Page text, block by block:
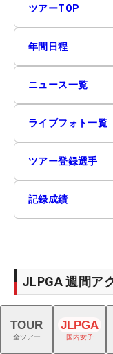
ツアーTOP
年間日程
ニュース一覧
ライブフォト一覧
ツアー登録選手
記録成績
JLPGA 週間ア
TOUR
全ツアー
JLPGA
国内女子